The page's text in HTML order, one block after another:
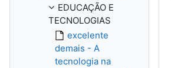
EDUCAÇÃO E
TECNOLOGIAS
excelente
demais - A
tecnologia na